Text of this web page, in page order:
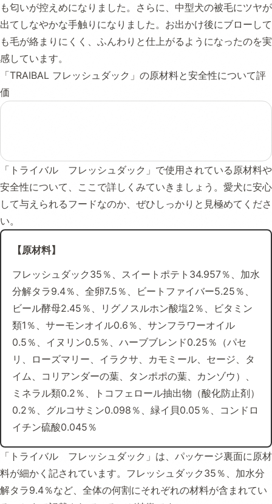
も匂いが控えめになりました。さらに、中型犬の被毛にツヤが
出てしなやかな手触りになりました。お出かけ後にブローして
も毛が絡まりにくく、ふんわりと仕上がるようになったのを実
感しています。
「TRAIBAL フレッシュダック」の原材料と安全性について評
価
「トライバル フレッシュダック」で使用されている原材料や
安全性について、ここで詳しくみていきましょう。愛犬に安心
して与えられるフードなのか、ぜひしっかりと見極めてくださ
い。
【原材料】
フレッシュダック35％、スイートポテト34.957％、加水
分解タラ9.4％、全卵7.5％、ビートファイバー5.25％、
ビール酵母2.45％、リグノスルホン酸塩2％、ビタミン
類1％、サーモンオイル0.6％、サンフラワーオイル
0.5％、イヌリン0.5％、ハーブブレンド0.25％（パセ
リ、ローズマリー、イラクサ、カモミール、セージ、タ
イム、コリアンダーの葉、タンポポの葉、カンゾウ）、
ミネラル類0.2％、トコフェロール抽出物（酸化防止剤）
0.2％、グルコサミン0.098％、緑イ貝0.05％、コンドロ
イチン硫酸0.045％
「トライバル フレッシュダック」は、パッケージ裏面に原材
料が細かく記されています。フレッシュダック35％、加水分
解タラ9.4％など、全体の何割にそれぞれの材料が含まれてい